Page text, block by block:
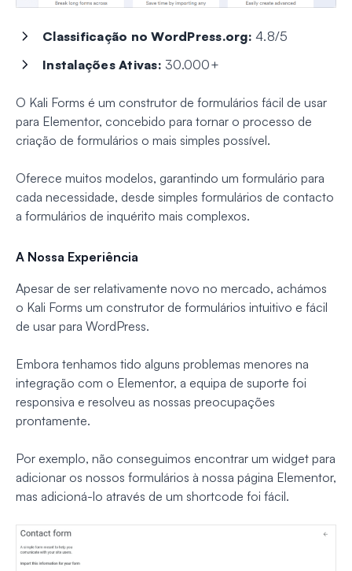
Classificação no WordPress.org: 4.8/5
Instalações Ativas: 30.000+
O Kali Forms é um construtor de formulários fácil de usar
para Elementor, concebido para tornar o processo de
criação de formulários o mais simples possível.
Oferece muitos modelos, garantindo um formulário para
cada necessidade, desde simples formulários de contacto
a formulários de inquérito mais complexos.
A Nossa Experiência
Apesar de ser relativamente novo no mercado, achámos
o Kali Forms um construtor de formulários intuitivo e fácil
de usar para WordPress.
Embora tenhamos tido alguns problemas menores na
integração com o Elementor, a equipa de suporte foi
responsiva e resolveu as nossas preocupações
prontamente.
Por exemplo, não conseguimos encontrar um widget para
adicionar os nossos formulários à nossa página Elementor,
mas adicioná-lo através de um shortcode foi fácil.